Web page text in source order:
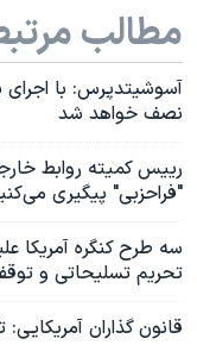
مطالب
آسوشیتدپرس: با اجرای
نصف خواهد شد
رییس کمیته روابط
"فراحزبی" پیگیری
سه طرح کنگره آمریکا
تحریم تسلیحاتی و
قانون گذاران